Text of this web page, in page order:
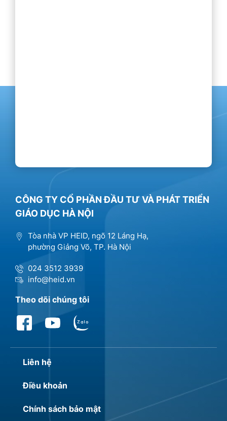
CÔNG TY CỔ PHẦN ĐẦU TƯ VÀ PHÁT TRIỂN
GIÁO DỤC HÀ NỘI
Tòa nhà VP HEID, ngõ 12 Láng Hạ,
phường Giảng Võ, TP. Hà Nội
024 3512 3939
info@heid.vn
Theo dõi chúng tôi
Liên hệ
Điều khoản
Chính sách bảo mật